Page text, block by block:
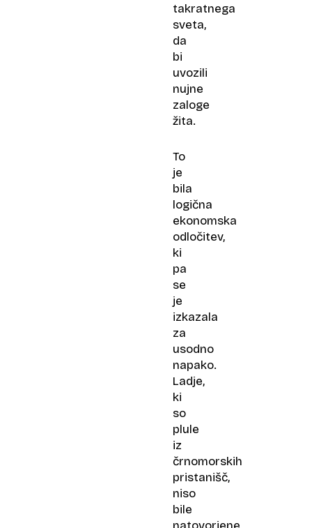
takratnega
sveta,
da
bi
uvozili
nujne
zaloge
žita.
To
je
bila
logična
ekonomska
odločitev,
ki
pa
se
je
izkazala
za
usodno
napako.
Ladje,
ki
so
plule
iz
črnomorskih
pristanišč,
niso
bile